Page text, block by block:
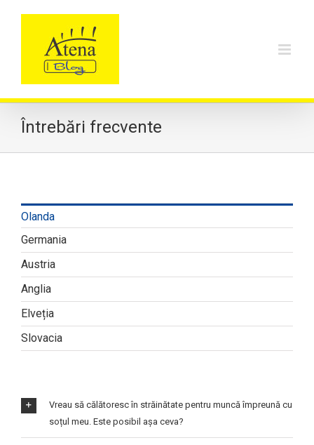
Întrebări frecvente
Olanda
Germania
Austria
Anglia
Elveția
Slovacia
Vreau să călătoresc în străinătate pentru muncă împreună cu
soțul meu. Este posibil așa ceva?